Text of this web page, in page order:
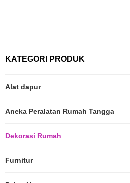
KATEGORI PRODUK
Alat dapur
Aneka Peralatan Rumah Tangga
Dekorasi Rumah
Furnitur